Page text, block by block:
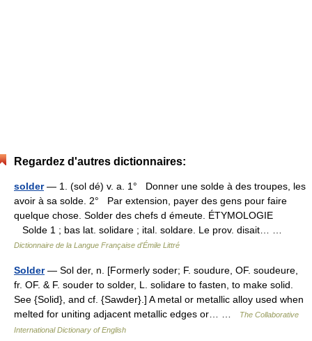
Regardez d'autres dictionnaires:
solder— 1. (sol dé) v. a. 1° Donner une solde à des troupes, les
avoir à sa solde. 2° Par extension, payer des gens pour faire
quelque chose. Solder des chefs d émeute. ÉTYMOLOGIE
Solde 1 ; bas lat. solidare ; ital. soldare. Le prov. disait… …
Dictionnaire de la Langue Française d'Émile Littré
Solder— Sol der, n. [Formerly soder; F. soudure, OF. soudeure,
fr. OF. & F. souder to solder, L. solidare to fasten, to make solid.
See {Solid}, and cf. {Sawder}.] A metal or metallic alloy used when
melted for uniting adjacent metallic edges or… …
The Collaborative
International Dictionary of English